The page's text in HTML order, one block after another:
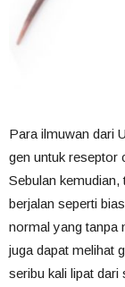
Para ilmuwan dari
gen untuk reseptor
Sebulan
berjalan seperti
normal yang tanpa
juga dapat melihat
seribu kali lipat dari